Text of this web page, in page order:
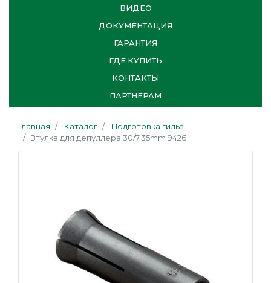
ВИДЕО
ДОКУМЕНТАЦИЯ
ГАРАНТИЯ
ГДЕ КУПИТЬ
КОНТАКТЫ
ПАРТНЕРАМ
Главная Каталог
Подготовка гильз
Втулка для депуллера 30/7.35mm 9426